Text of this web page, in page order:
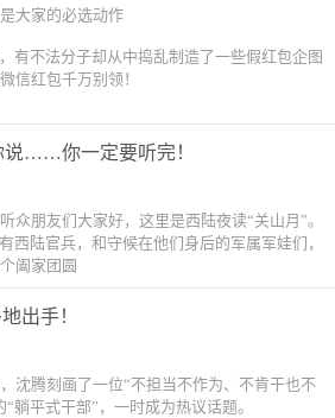
大家的必选动作
有不法分子却从中捣乱制造了一些假红包企图
信红包千万别领！
说……你一定要听完！
众朋友们大家好，这里是西陆夜读“关山月”。
西陆官兵，和守候在他们身后的军属军娃们，
阖家团圆
出手！
沈腾刻画了一位“不担当不作为、不肯干也不
躺平式干部”，一时成为热议话题。